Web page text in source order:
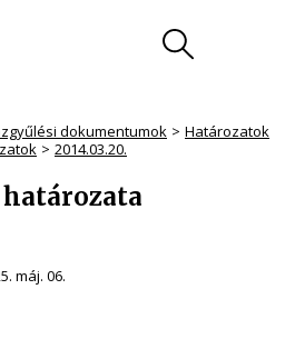
dokumentumok
Határozatok
2014.03.20.
határozata
máj. 06.